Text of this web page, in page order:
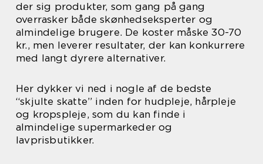
der sig produkter, som gang på gang
overrasker både skønhedseksperter og
almindelige brugere. De koster måske 30-70
kr., men leverer resultater, der kan konkurrere
med langt dyrere alternativer.
Her dykker vi ned i nogle af de bedste
“skjulte skatte” inden for hudpleje, hårpleje
og kropspleje, som du kan finde i
almindelige supermarkeder og
lavprisbutikker.